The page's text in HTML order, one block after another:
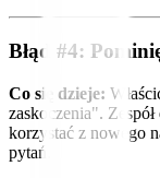
Błąd #4:
Co się dzieje:
zaskoczenia".
korzystać z nowego
pytań.